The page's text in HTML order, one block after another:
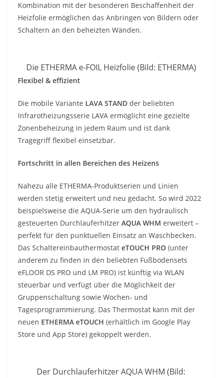
Kombination mit der besonderen Beschaffenheit der
Heizfolie ermöglichen das Anbringen von Bildern oder
Schaltern an den beheizten Wänden.
Die ETHERMA e-FOIL Heizfolie (Bild: ETHERMA)
Flexibel & effizient
Die mobile Variante LAVA STAND der beliebten
Infrarotheizungsserie LAVA ermöglicht eine gezielte
Zonenbeheizung in jedem Raum und ist dank
Tragegriff flexibel einsetzbar.
Fortschritt in allen Bereichen des Heizens
Nahezu alle ETHERMA-Produktserien und Linien
werden stetig erweitert und neu gedacht. So wird 2022
beispielsweise die AQUA-Serie um den hydraulisch
gesteuerten Durchlauferhitzer AQUA WHM erweitert –
perfekt für den punktuellen Einsatz an Waschbecken.
Das Schaltereinbauthermostat eTOUCH PRO (unter
anderem zu finden in den beliebten Fußbodensets
eFLOOR DS PRO und LM PRO) ist künftig via WLAN
steuerbar und verfügt über die Möglichkeit der
Gruppenschaltung sowie Wochen- und
Tagesprogrammierung. Das Thermostat kann mit der
neuen ETHERMA eTOUCH (erhältlich im Google Play
Store und App Store) gekoppelt werden.
Der Durchlauferhitzer AQUA WHM (Bild: